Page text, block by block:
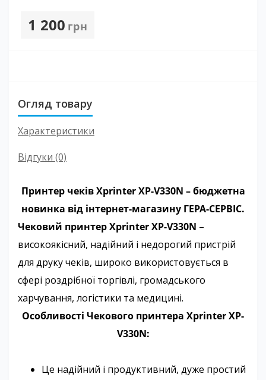
1 200 грн
Огляд товару
Характеристики
Відгуки (0)
Принтер чеків Xprinter XP-V330N – бюджетна
новинка від інтернет-магазину ГЕРА-СЕРВІС.
Чековий принтер Xprinter XP-V330N –
високоякісний, надійний і недорогий пристрій
для друку чеків, широко використовується в
сфері роздрібної торгівлі, громадського
харчування, логістики та медицині.
Особливості Чекового принтера Xprinter XP-
V330N:
Це надійний і продуктивний, дуже простий